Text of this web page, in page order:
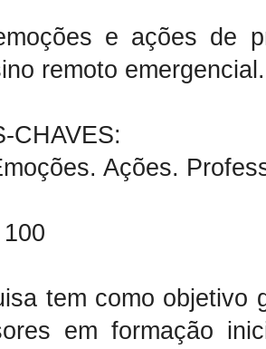
e ações de
remoto emergencial.
CHAVES:
Ações.
tem como objetivo
em formação